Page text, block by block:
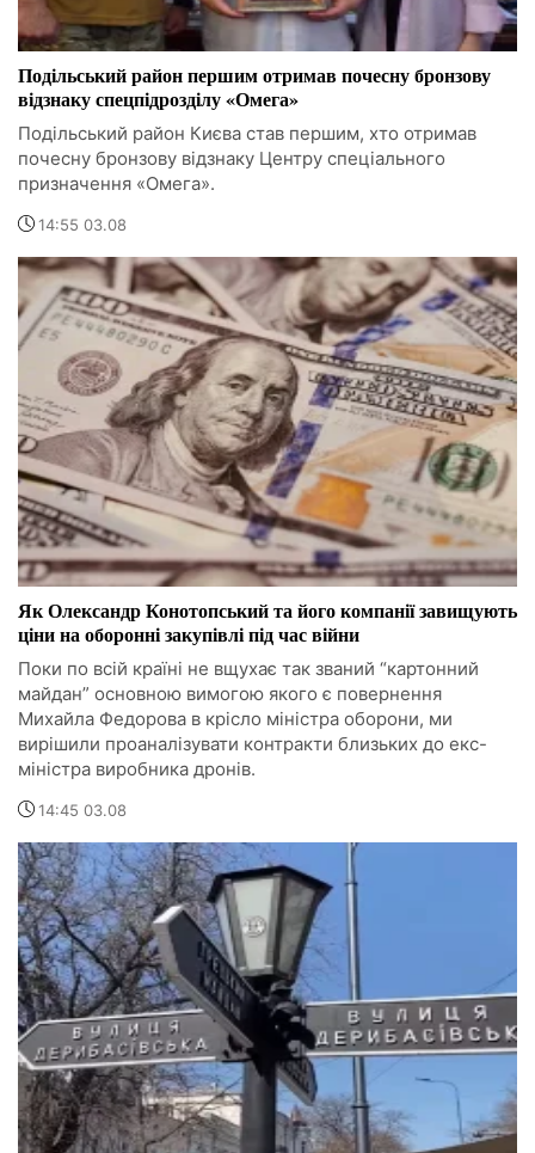
Подільський район першим отримав почесну бронзову
відзнаку спецпідрозділу «Омега»
Подільський район Києва став першим, хто отримав
почесну бронзову відзнаку Центру спеціального
призначення «Омега».
14:55 03.08
Як Олександр Конотопський та його компанії завищують
ціни на оборонні закупівлі під час війни
Поки по всій країні не вщухає так званий “картонний
майдан” основною вимогою якого є повернення
Михайла Федорова в крісло міністра оборони, ми
вирішили проаналізувати контракти близьких до екс-
міністра виробника дронів.
14:45 03.08